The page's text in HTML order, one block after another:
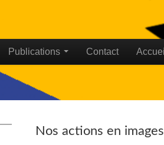
Publications Contact Accueil
Nos actions en images